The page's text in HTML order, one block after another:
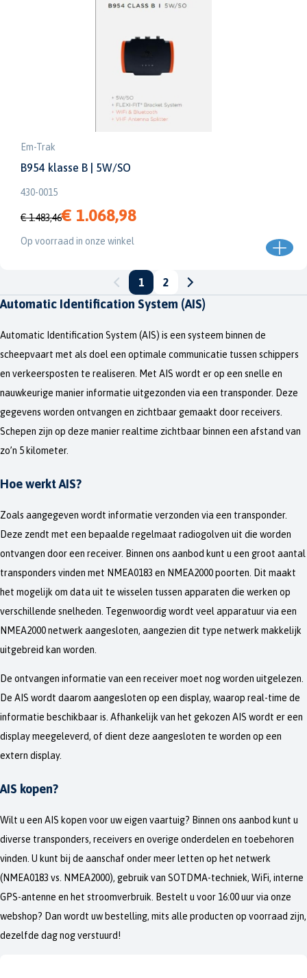
Em-Trak
B954 klasse B | 5W/SO
430-0015
€ 1.483,46€ 1.068,98
Op voorraad in onze winkel
1 2
Automatic Identification System (AIS)
Automatic Identification System (AIS) is een systeem binnen de
scheepvaart met als doel een optimale communicatie tussen schippers
en verkeersposten te realiseren. Met AIS wordt er op een snelle en
nauwkeurige manier informatie uitgezonden via een transponder. Deze
gegevens worden ontvangen en zichtbaar gemaakt door receivers.
Schepen zijn op deze manier realtime zichtbaar binnen een afstand van
zo’n 5 kilometer.
Hoe werkt AIS?
Zoals aangegeven wordt informatie verzonden via een transponder.
Deze zendt met een bepaalde regelmaat radiogolven uit die worden
ontvangen door een receiver. Binnen ons aanbod kunt u een groot aantal
transponders vinden met NMEA0183 en NMEA2000 poorten. Dit maakt
het mogelijk om data uit te wisselen tussen apparaten die werken op
verschillende snelheden. Tegenwoordig wordt veel apparatuur via een
NMEA2000 netwerk aangesloten, aangezien dit type netwerk makkelijk
uitgebreid kan worden.
De ontvangen informatie van een receiver moet nog worden uitgelezen.
De AIS wordt daarom aangesloten op een display, waarop real-time de
informatie beschikbaar is. Afhankelijk van het gekozen AIS wordt er een
display meegeleverd, of dient deze aangesloten te worden op een
extern display.
AIS kopen?
Wilt u een AIS kopen voor uw eigen vaartuig? Binnen ons aanbod kunt u
diverse transponders, receivers en overige onderdelen en toebehoren
vinden. U kunt bij de aanschaf onder meer letten op het netwerk
(NMEA0183 vs. NMEA2000), gebruik van SOTDMA-techniek, WiFi, interne
GPS-antenne en het stroomverbruik. Bestelt u voor 16:00 uur via onze
webshop? Dan wordt uw bestelling, mits alle producten op voorraad zijn,
dezelfde dag nog verstuurd!